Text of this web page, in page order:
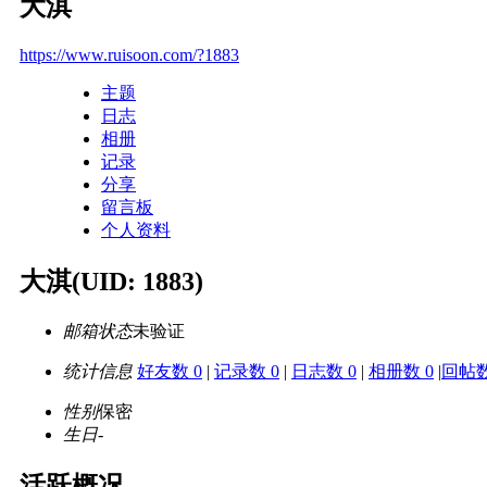
大淇
https://www.ruisoon.com/?1883
主题
日志
相册
记录
分享
留言板
个人资料
大淇(UID: 1883)
邮箱状态未验证
统计信息 好友数 0 | 记录数 0 | 日志数 0 | 相册数 0 |回帖
性别保密
生日-